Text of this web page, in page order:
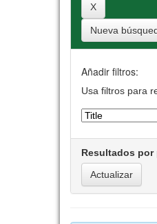
Nueva
Añadir filtros:
Usa filtros para
Resultados por